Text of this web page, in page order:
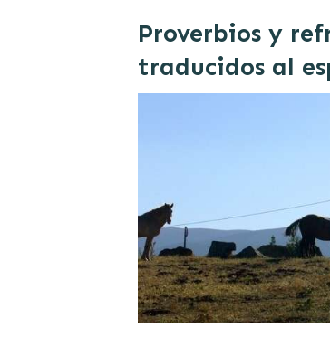
Proverbios y
traducidos al